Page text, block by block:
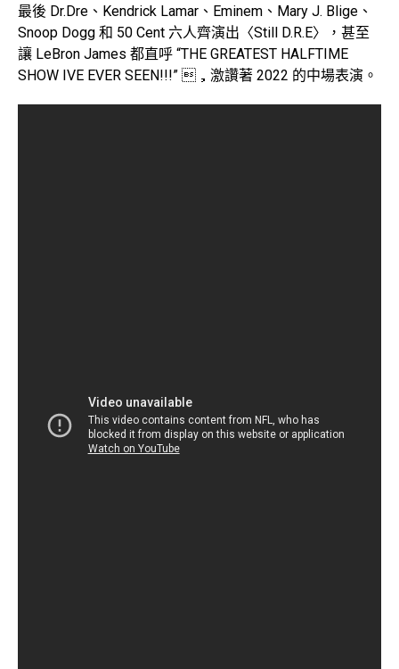
最後 Dr.Dre、Kendrick Lamar、Eminem、Mary J. Blige、
Snoop Dogg 和 50 Cent 六人齊演出〈Still D.R.E〉，甚至
讓 LeBron James 都直呼 “THE GREATEST HALFTIME
SHOW IVE EVER SEEN!!!” ，激讚著 2022 的中場表演。